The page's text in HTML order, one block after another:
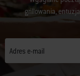
grillowania,
Adres e-mail